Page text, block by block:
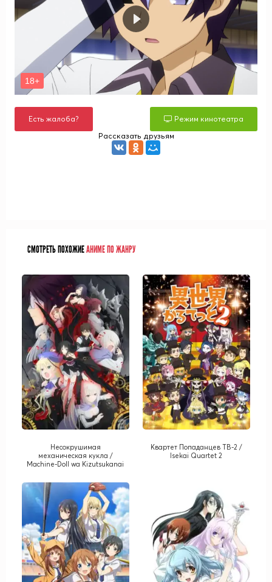
Есть жалоба?
Режим кинотеатра
Рассказать друзьям
СМОТРЕТЬ ПОХОЖИЕАНИМЕ ПО ЖАНРУ
Несокрушимая
механическая кукла /
Machine-Doll wa Kizutsukanai
Квартет Попаданцев ТВ-2 /
Isekai Quartet 2